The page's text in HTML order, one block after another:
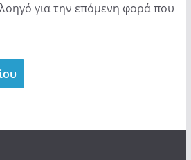
για την επόμενη φορά που